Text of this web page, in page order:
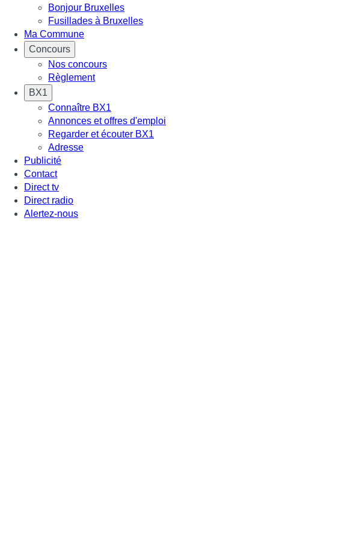
Bonjour Bruxelles
Fusillades à Bruxelles
Ma Commune
Concours
Nos concours
Règlement
BX1
Connaître BX1
Annonces et offres d'emploi
Regarder et écouter BX1
Adresse
Publicité
Contact
Direct tv
Direct radio
Alertez-nous